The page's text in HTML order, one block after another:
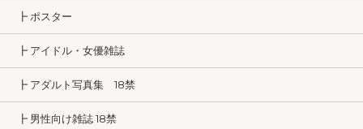
┣ ポスター
┣ アイドル・女優雑誌
┣ アダルト写真集 18禁
┣ 男性向け雑誌 18禁